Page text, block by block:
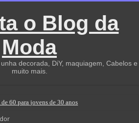
o Blog da
Moda
decorada, DiY, maquiagem, Cabelos e
muito mais.
60 para jovens de 30 anos